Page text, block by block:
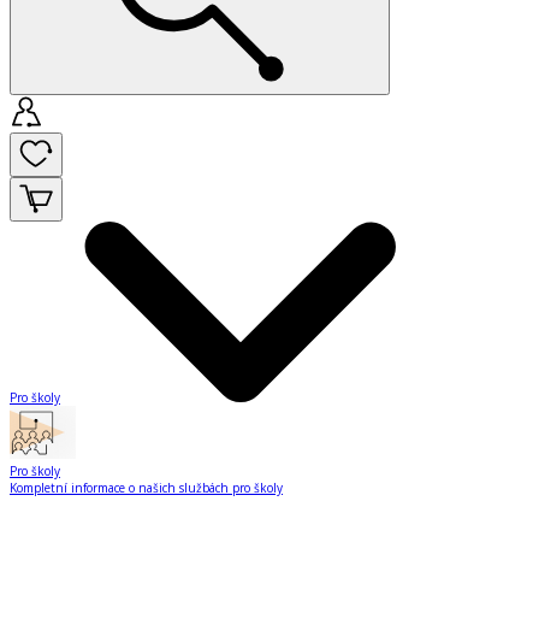
Pro školy
Pro školy
Kompletní informace o našich službách pro školy